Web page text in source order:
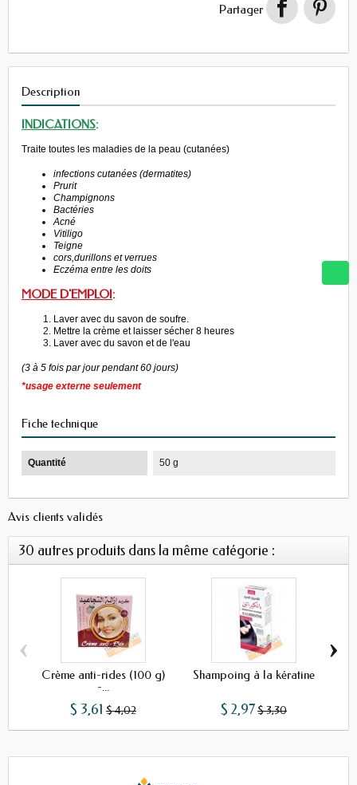
Partager
Description
INDICATIONS:
Traite toutes les maladies de la peau (cutanées)
infections cutanées (dermatites)
Prurit
Champignons
Bactéries
Acné
Vitiligo
Teigne
cors,durillons et verrues
Eczéma entre les doits
MODE D'EMPLOI :
Laver avec du savon de soufre.
Mettre la crème et laisser sécher 8 heures
Laver avec du savon et de l'eau
(3 à 5 fois par jour pendant 60 jours)
*usage externe seulement
Fiche technique
Quantité 50 g
Avis clients validés
30 autres produits dans la même catégorie :
Crème anti-rides (100 g)
-...
$ 3,61 $ 4,02
Shampoing à la kératine
$ 2,97$ 3,30
‹ ›